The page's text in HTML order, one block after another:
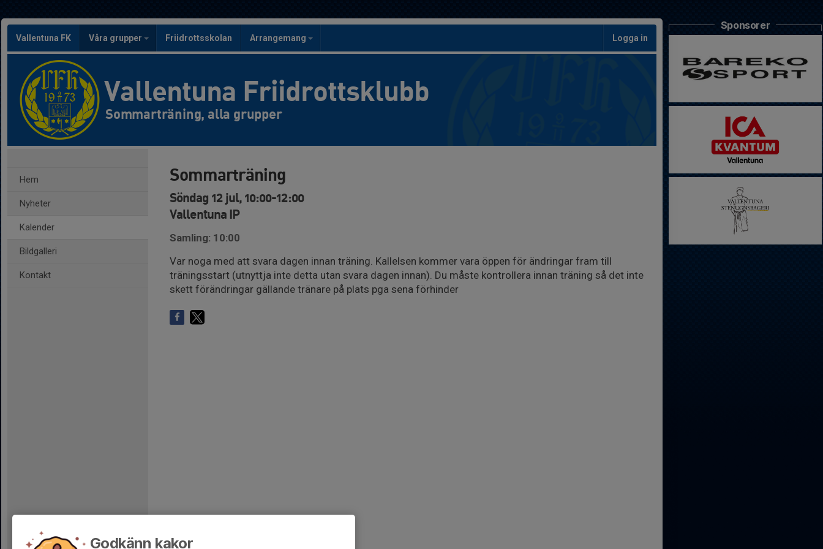
Vallentuna FK Våra grupper Friidrottsskolan Arrangemang Logga in
Vallentuna Friidrottsklubb
Sommarträning, alla grupper
Hem
Nyheter
Kalender
Bildgalleri
Kontakt
Sommarträning
Söndag 12 jul, 10:00-12:00
Vallentuna IP
Samling: 10:00
Var noga med att svara dagen innan träning. Kallelsen kommer vara öppen för ändringar fram till
träningsstart (utnyttja inte detta utan svara dagen innan). Du måste kontrollera innan träning så det inte
skett förändringar gällande tränare på plats pga sena förhinder
Sponsorer
Godkänn kakor